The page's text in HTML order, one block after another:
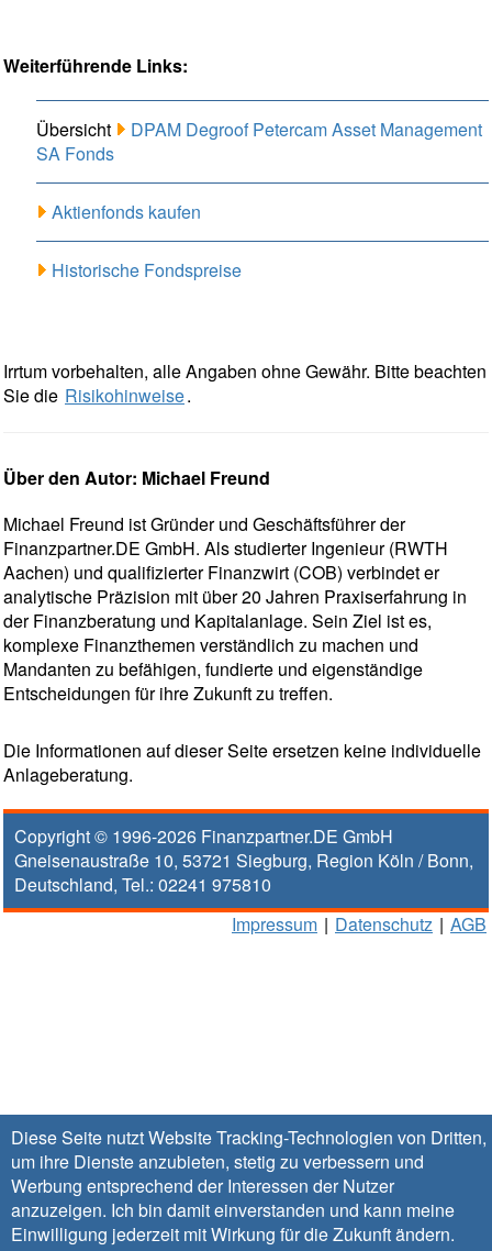
Diese Seite nutzt Website Tracking-Technologien von Dritten,
um ihre Dienste anzubieten, stetig zu verbessern und
Werbung entsprechend der Interessen der Nutzer
anzuzeigen. Ich bin damit einverstanden und kann meine
Einwilligung jederzeit mit Wirkung für die Zukunftändern.
Weiterführende Links:
Übersicht
DPAM Degroof Petercam Asset Management
SA Fonds
Aktienfonds kaufen
Historische Fondspreise
Irrtum vorbehalten, alle Angaben ohne Gewähr. Bitte beachten
Sie die Risikohinweise.
Über den Autor: Michael Freund
Michael Freund ist Gründer und Geschäftsführer der
Finanzpartner.DE GmbH. Als studierter Ingenieur (RWTH
Aachen) und qualifizierter Finanzwirt (COB) verbindet er
analytische Präzision mit über 20 Jahren Praxiserfahrung in
der Finanzberatung und Kapitalanlage. Sein Ziel ist es,
komplexe Finanzthemen verständlich zu machen und
Mandanten zu befähigen, fundierte und eigenständige
Entscheidungen für ihre Zukunft zu treffen.
Die Informationen auf dieser Seite ersetzen keine individuelle
Anlageberatung.
Copyright © 1996-2026 Finanzpartner.DE GmbH
Gneisenaustraße 10, 53721 Siegburg, Region Köln / Bonn,
Deutschland, Tel.: 02241 975810
Impressum | Datenschutz | AGB